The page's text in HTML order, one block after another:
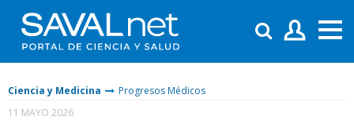
Ciencia y Medicina
Progresos Médicos
11 MAYO 2026